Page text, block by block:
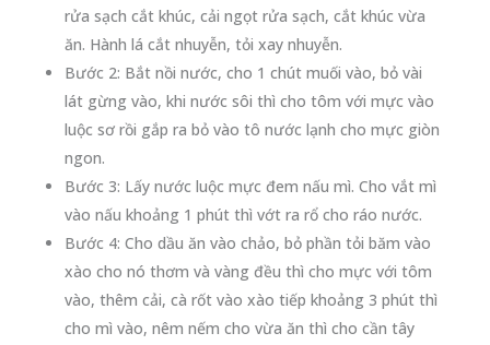
rửa sạch cắt khúc, cải ngọt rửa sạch, cắt khúc vừa
ăn. Hành lá cắt nhuyễn, tỏi xay nhuyễn.
Bước 2: Bắt nồi nước, cho 1 chút muối vào, bỏ vài
lát gừng vào, khi nước sôi thì cho tôm với mực vào
luộc sơ rồi gắp ra bỏ vào tô nước lạnh cho mực giòn
ngon.
Bước 3: Lấy nước luộc mực đem nấu mì. Cho vắt mì
vào nấu khoảng 1 phút thì vớt ra rổ cho ráo nước.
Bước 4: Cho dầu ăn vào chảo, bỏ phần tỏi băm vào
xào cho nó thơm và vàng đều thì cho mực với tôm
vào, thêm cải, cà rốt vào xào tiếp khoảng 3 phút thì
cho mì vào, nêm nếm cho vừa ăn thì cho cần tây